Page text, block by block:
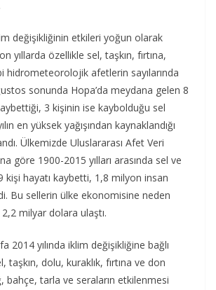
değişikliğinin etkileri yoğun olarak
yıllarda özellikle sel, taşkın, fırtına,
hidrometeorolojik afetlerin sayılarında
sonunda Hopa’da meydana gelen 8
3 kişinin ise kaybolduğu sel
en yüksek yağışından kaynaklandığı
Ülkemizde Uluslararası Afet Veri
göre 1900-2015 yılları arasında sel ve
kişi hayatı kaybetti, 1,8 milyon insan
Bu sellerin ülke ekonomisine neden
milyar dolara ulaştı.
2014 yılında iklim değişikliğine bağlı
taşkın, dolu, kuraklık, fırtına ve don
bahçe, tarla ve seraların etkilenmesi